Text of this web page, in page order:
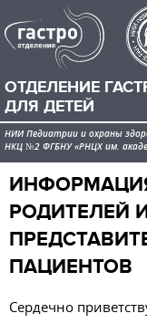
ОТДЕЛЕНИЕ
ДЛЯ ДЕТЕЙ
НИИ Педиатрии и охраны
НКЦ №2 ФГБНУ «РНЦХ им.
РОДИТЕЛЕЙ
ПАЦИЕНТОВ
Сердечно